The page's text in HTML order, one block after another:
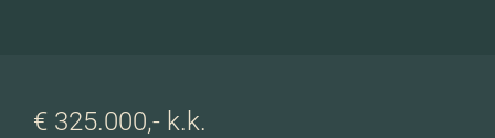
€ 325.000,- k.k.